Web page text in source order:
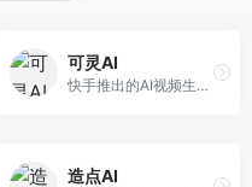
可灵AI
快手推出的AI视频生成平台，支持文生视频和图生视频，可生成长达2分钟的高质量视频内容。面向短视频创作者和营销人员，操作简便，生成效果逼真，适合商业推广和创意表达。
造点AI